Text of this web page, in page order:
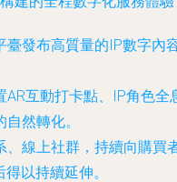
臺發布高質量的IP數字
AR互動打卡點、IP角色
然轉化。
、線上社群，持續向購
以持續延伸。